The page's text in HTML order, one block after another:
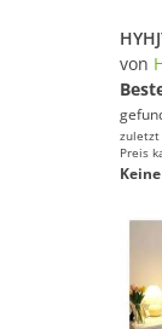
von
zuletzt
Preis